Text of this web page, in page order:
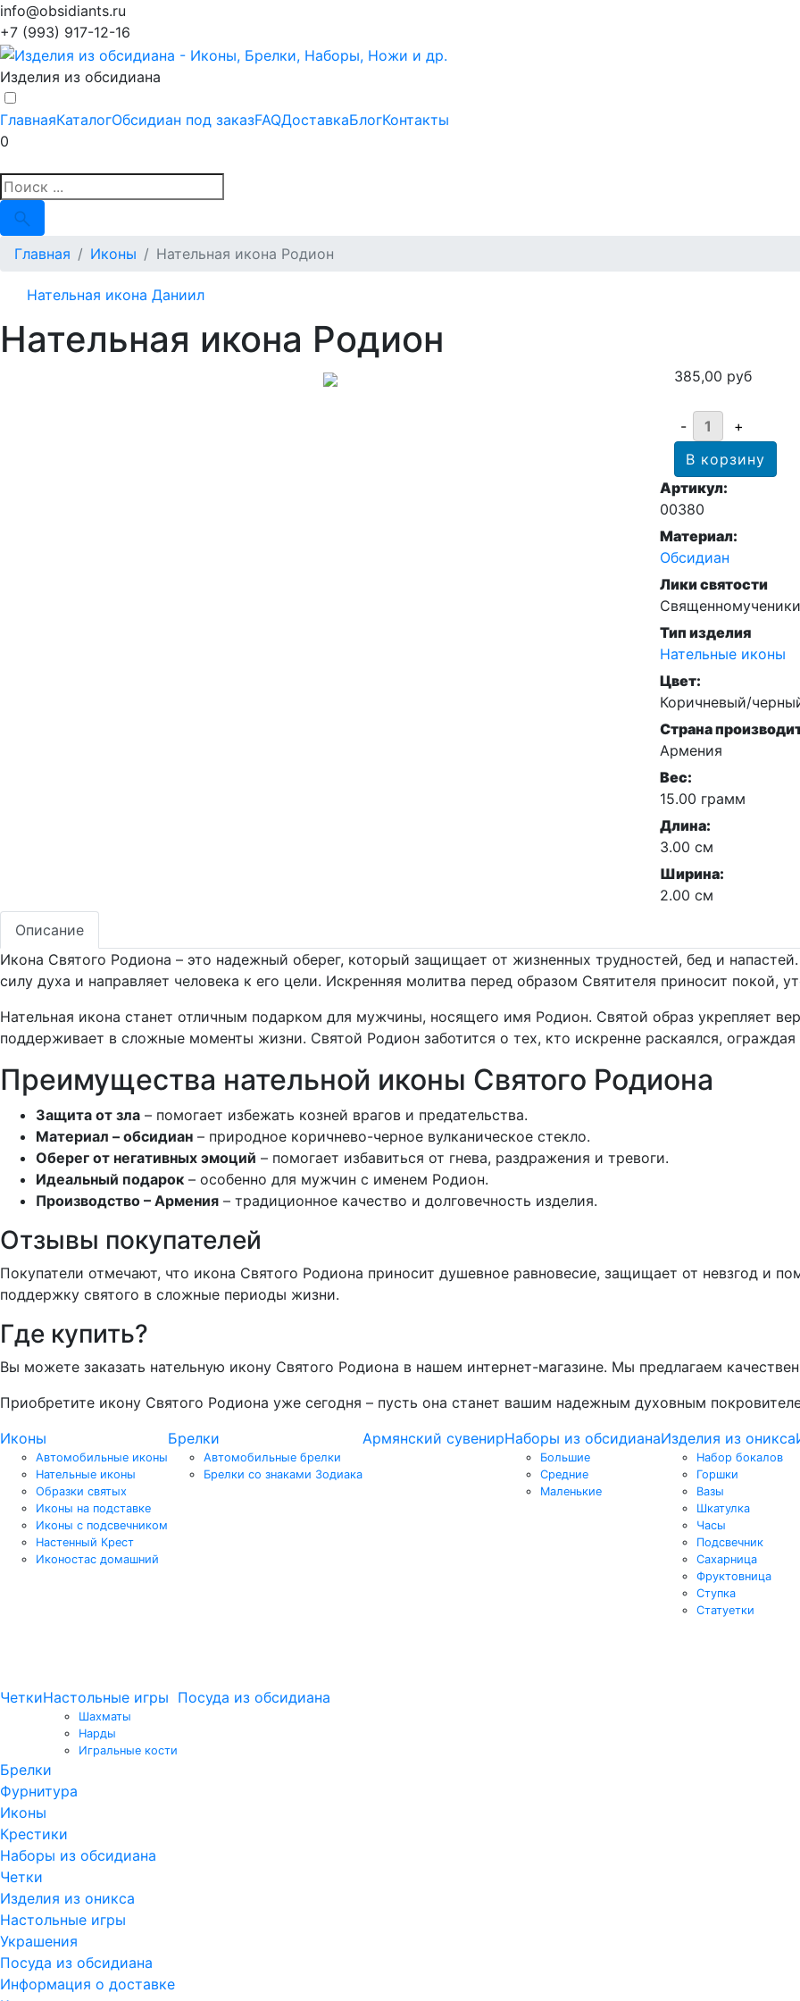
info@obsidiants.ru
+7 (993) 917-12-16
Изделия из обсидиана
ГлавнаяКаталогОбсидиан под заказFAQДоставкаБлогКонтакты
0
Главная Иконы Нательная икона Родион
Нательная икона Даниил
Нательная икона Родион
385,00 руб
Артикул:
00380
Материал:
Обсидиан
Лики святости
Священномученики
Тип изделия
Нательные иконы
Цвет:
Коричневый/
Страна
Армения
Вес:
15.00 грамм
Длина:
3.00 см
Ширина:
2.00 см
Описание
Икона Святого Родиона – это надежный оберег, который защищает от жизненных трудностей, бед и
силу духа и направляет человека к его цели. Искренняя молитва перед образом Святителя приносит покой,
Нательная икона станет отличным подарком для мужчины, носящего имя Родион. Святой образ укрепляет
поддерживает в сложные моменты жизни. Святой Родион заботится о тех, кто искренне раскаялся,
Преимущества нательной иконы Святого Родиона
Защита от зла – помогает избежать козней врагов и предательства.
Материал – обсидиан – природное коричнево-черное вулканическое стекло.
Оберег от негативных эмоций – помогает избавиться от гнева, раздражения и тревоги.
Идеальный подарок – особенно для мужчин с именем Родион.
Производство – Армения – традиционное качество и долговечность изделия.
Отзывы покупателей
Покупатели отмечают, что икона Святого Родиона приносит душевное равновесие, защищает от невзгод и
поддержку святого в сложные периоды жизни.
Где купить?
Вы можете заказать нательную икону Святого Родиона в нашем интернет-магазине. Мы предлагаем
Приобретите икону Святого Родиона уже сегодня – пусть она станет вашим надежным духовным
Иконы
Автомобильные иконы
Нательные иконы
Образки святых
Иконы на подставке
Иконы с подсвечником
Настенный Крест
Иконостас домашний
Брелки
Автомобильные брелки
Брелки со знаками Зодиака
Армянский сувенирНаборы из обсидиана
Большие
Средние
Маленькие
Изделия из оникса
Набор бокалов
Горшки
Вазы
Шкатулка
Часы
Подсвечник
Сахарница
Фруктовница
Ступка
Статуетки
ЧеткиНастольные игры
Шахматы
Нарды
Игральные кости
Посуда из обсидиана
Брелки
Фурнитура
Иконы
Крестики
Наборы из обсидиана
Четки
Изделия из оникса
Настольные игры
Украшения
Посуда из обсидиана
Информация о доставке